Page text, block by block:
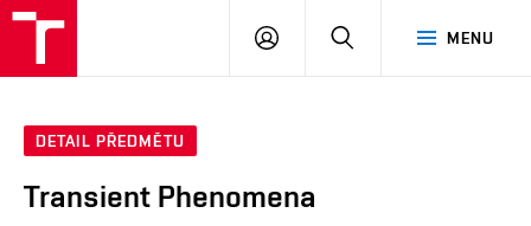
MENU
PŘIHLÁSIT
DETAIL PŘEDMĚTU
Transient Phenomena